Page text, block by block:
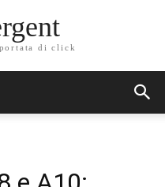
di click